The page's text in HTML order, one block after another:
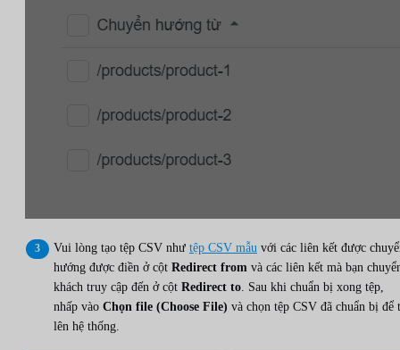
Vui lòng tạo tệp CSV như tệp CSV mẫu với các liên kết được
hướng được điền ở cột Redirect from và các liên kết mà bạn
khách truy cập đến ở cột Redirect to . Sau khi chuẩn bị xong tệp,
nhấp vào Chọn file (Choose File) và chọn tệp CSV đã chuẩn bị để
lên hệ thống.